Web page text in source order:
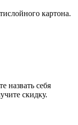
картона.
назвать себя
скидку.